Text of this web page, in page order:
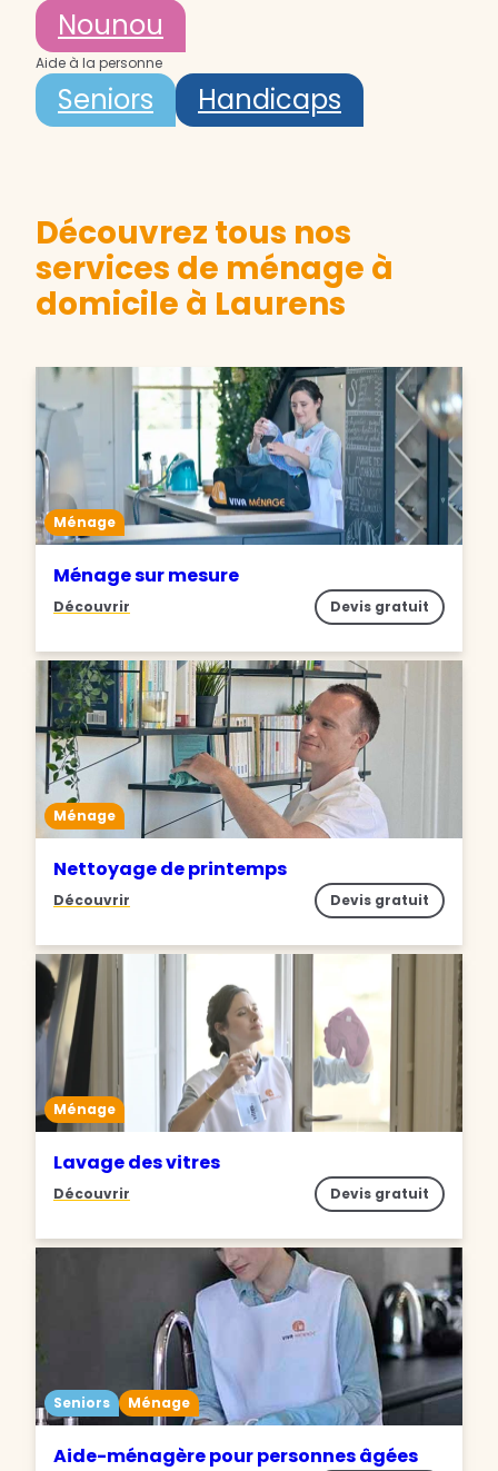
Nounou
Aide à la personne
Seniors Handicaps
Découvrez tous nos
services de ménage à
domicile à Laurens
Ménage
Ménage sur mesure
Découvrir Devis gratuit
Ménage
Nettoyage de printemps
Découvrir Devis gratuit
Ménage
Lavage des vitres
Découvrir Devis gratuit
Seniors Ménage
Aide-ménagère pour personnes âgées